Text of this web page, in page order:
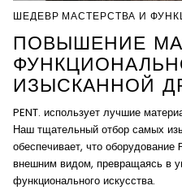
ШЕДЕВР МАСТЕРСТВА И
ПОВЫШЕНИЕ
ИЗЫСКАННОЙ
PENT. использует лучшие
Наш тщательный отбор самых
обеспечивает, что оборудование
внешним видом, превращаясь в
функционального искусства.